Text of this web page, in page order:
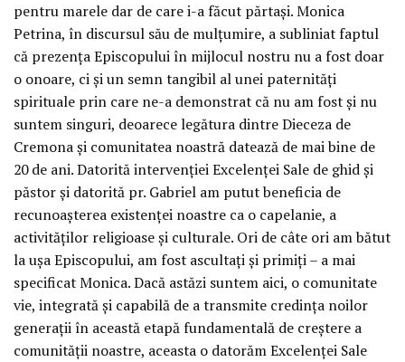
pentru marele dar de care i-a făcut părtași. Monica
Petrina, în discursul său de mulțumire, a subliniat faptul
că prezența Episcopului în mijlocul nostru nu a fost doar
o onoare, ci și un semn tangibil al unei paternități
spirituale prin care ne-a demonstrat că nu am fost și nu
suntem singuri, deoarece legătura dintre Dieceza de
Cremona și comunitatea noastră datează de mai bine de
20 de ani. Datorită intervenției Excelenței Sale de ghid și
păstor și datorită pr. Gabriel am putut beneficia de
recunoașterea existenței noastre ca o capelanie, a
activităților religioase și culturale. Ori de câte ori am bătut
la ușa Episcopului, am fost ascultați și primiți – a mai
specificat Monica. Dacă astăzi suntem aici, o comunitate
vie, integrată și capabilă de a transmite credința noilor
generații în această etapă fundamentală de creștere a
comunității noastre, aceasta o datorăm Excelenței Sale